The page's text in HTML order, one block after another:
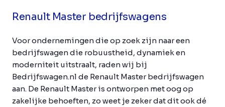
Renault Master bedrijfswagens
Voor ondernemingen die op zoek zijn naar een
bedrijfswagen die robuustheid, dynamiek en
moderniteit uitstraalt, raden wij bij
Bedrijfswagen.nl de Renault Master bedrijfswagen
aan. De Renault Master is ontworpen met oog op
zakelijke behoeften, zo weet je zeker dat dit ook dé